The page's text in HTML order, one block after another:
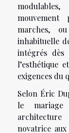
mouvement
marches,
inhabituelle
intégrés
l’esthétique
exigences du
Selon Éric
le
novatrice aux